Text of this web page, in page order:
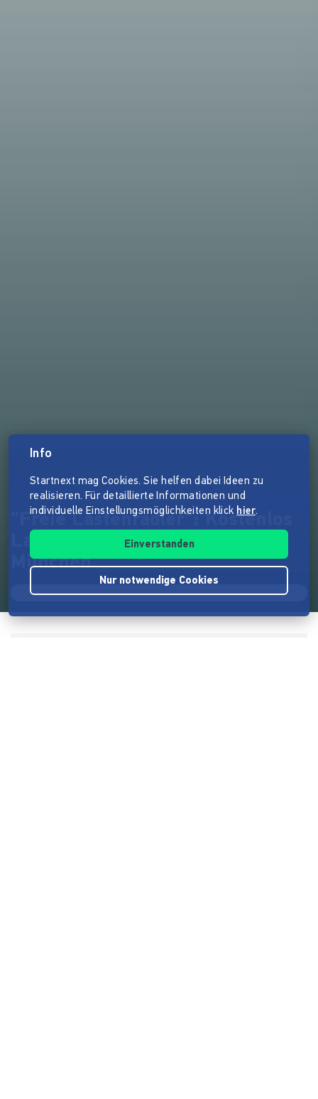
"Freie Lastenradler": Kostenlos
Lastenräder ausleihen in
München
Info
Startnext mag Cookies. Sie helfen dabei Ideen zu
realisieren. Für detaillierte Informationen und
individuelle Einstellungsmöglichkeiten klick hier.
Einverstanden
Nur notwendige Cookies